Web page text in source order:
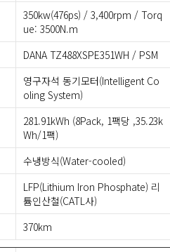
350kw(476ps) / 3,400rpm / Torq
ue: 3500N.m
DANA TZ488XSPE351WH / PSM
영구자석 동기모터(Intelligent Co
oling System)
281.91kWh (8Pack, 1팩당 ,35.23k
Wh/1팩)
수냉방식(Water-cooled)
LFP(Lithium Iron Phosphate) 리
튬인산철(CATL사)
370km